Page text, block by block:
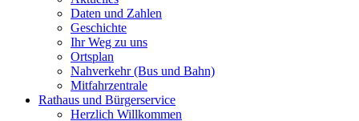
Daten und Zahlen
Geschichte
Ihr Weg zu uns
Ortsplan
Nahverkehr (Bus und Bahn)
Mitfahrzentrale
Rathaus und Bürgerservice
Herzlich Willkommen